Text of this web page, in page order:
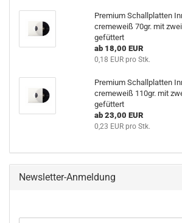
Premium Schallplatten
cremeweiß 70gr. mit
gefüttert
ab 18,00 EUR
0,18 EUR pro Stk.
Premium Schallplatten
cremeweiß 110gr. mit
gefüttert
ab 23,00 EUR
0,23 EUR pro Stk.
Newsletter-Anmeldung